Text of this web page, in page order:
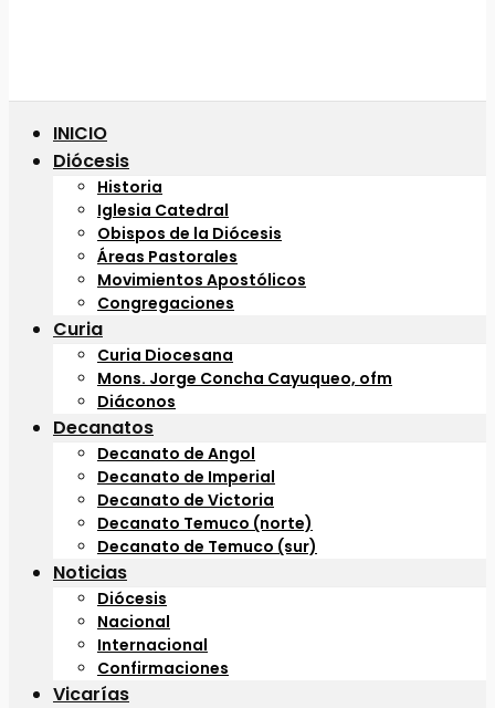
INICIO
Diócesis
Historia
Iglesia Catedral
Obispos de la Diócesis
Áreas Pastorales
Movimientos Apostólicos
Congregaciones
Curia
Curia Diocesana
Mons. Jorge Concha Cayuqueo, ofm
Diáconos
Decanatos
Decanato de Angol
Decanato de Imperial
Decanato de Victoria
Decanato Temuco (norte)
Decanato de Temuco (sur)
Noticias
Diócesis
Nacional
Internacional
Confirmaciones
Vicarías